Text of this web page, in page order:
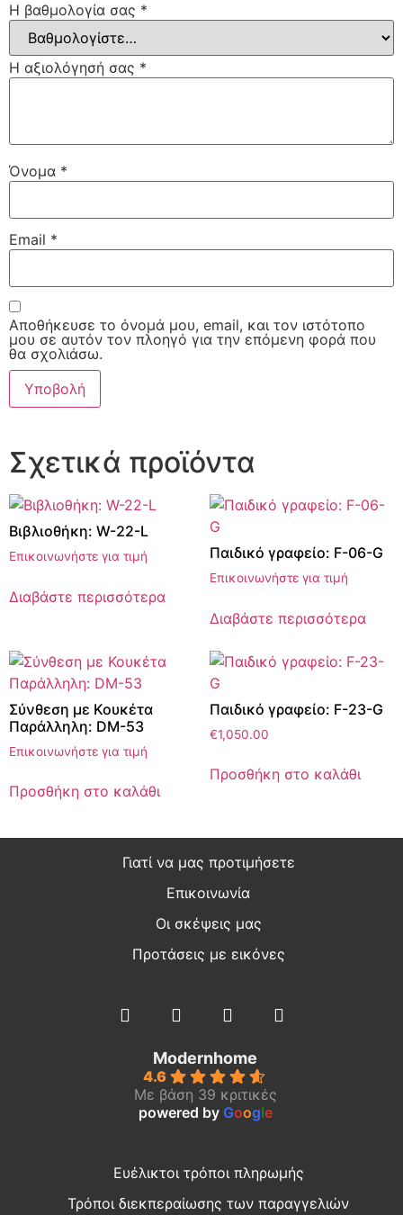
Η βαθμολογία σας *
Η αξιολόγησή σας *
Όνομα *
Email *
Αποθήκευσε το όνομά μου, email, και τον ιστότοπο
μου σε αυτόν τον πλοηγό για την επόμενη φορά που
θα σχολιάσω.
Σχετικά προϊόντα
Βιβλιοθήκη: W-22-L
Επικοινωνήστε για τιμή
Διαβάστε περισσότερα
Παιδικό γραφείο: F-06-G
Επικοινωνήστε για τιμή
Διαβάστε περισσότερα
Σύνθεση με Κουκέτα
Παράλληλη: DM-53
Επικοινωνήστε για τιμή
Προσθήκη στο καλάθι
Παιδικό γραφείο: F-23-G
€1,050.00
Προσθήκη στο καλάθι
Γιατί να μας προτιμήσετε
Επικοινωνία
Οι σκέψεις μας
Προτάσεις με εικόνες
Modernhome
4.6
Με βάση 39 κριτικές
powered by Google
Ευέλικτοι τρόποι πληρωμής
Τρόποι διεκπεραίωσης των παραγγελιών